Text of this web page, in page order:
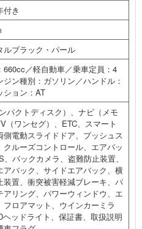
付き
ルブラック・パール
660cc／軽自動車／乗車定員：4
ジン種別：ガソリン／ハンドル：
ション：AT
パクトディスク）、ナビ（メモ
（ワンセグ）、ETC、スマート
側電動スライドドア、プッシュス
クルーズコントロール、エアバッ
、バックカメラ、盗難防止装置、
アバック、サイドエアバック、横
装置、衝突被害軽減ブレーキ、パ
アリング、パワーウィンドウ、エ
フロアマット、ウインカーミラ
ヘッドライト、保証書、取扱説明